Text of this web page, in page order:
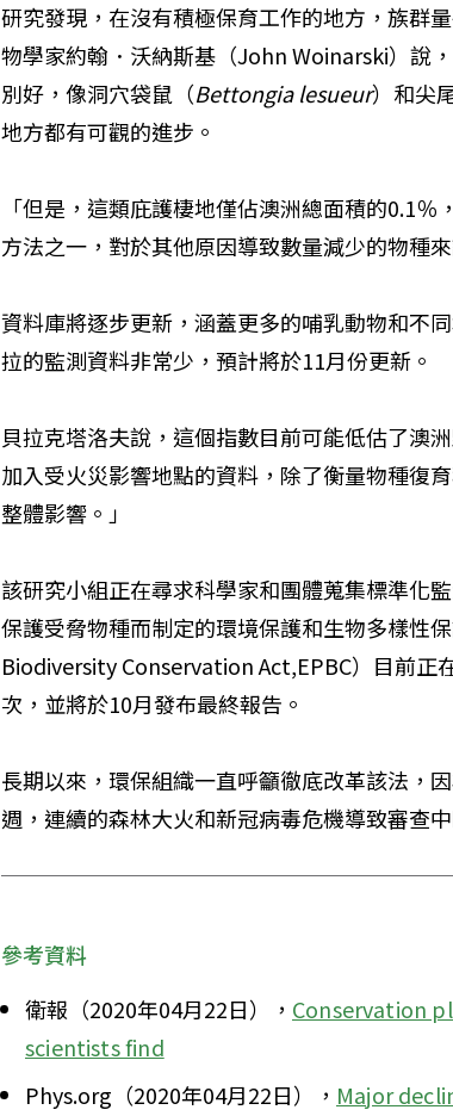
研究發現，在沒有積極保育工作的地方，族群
物學家約翰．沃納斯基（John Woinarski）說
別好，像洞穴袋鼠（Bettongia lesueur）和尖
地方都有可觀的進步。
「但是，這類庇護棲地僅佔澳洲總面積的0.1
方法之一，對於其他原因導致數量減少的物種
資料庫將逐步更新，涵蓋更多的哺乳動物和不
拉的監測資料非常少，預計將於11月份更新。
貝拉克塔洛夫說，這個指數目前可能低估了澳
加入受火災影響地點的資料，除了衡量物種復
整體影響。」
該研究小組正在尋求科學家和團體蒐集標準化
保護受脅物種而制定的環境保護和生物多樣
Biodiversity Conservation Act,EPBC）目前正
次，並將於10月發布最終報告。
長期以來，環保組織一直呼籲徹底改革該法，
週，連續的森林大火和新冠病毒危機導致審查
參考資料
衛報（2020年04月22日）， Conservation
scientists find
Phys.org（2020年04月22日）， Major